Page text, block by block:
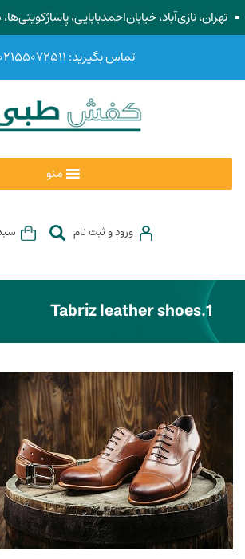
تهران، نازی‌آباد، خیابان‌احمد‌بابایی،
تماس بگیرید: ۰۲۱۵۵۰۷۲۵۱۱
منو
ورود و ثبت نام
Tabriz leather shoes.1